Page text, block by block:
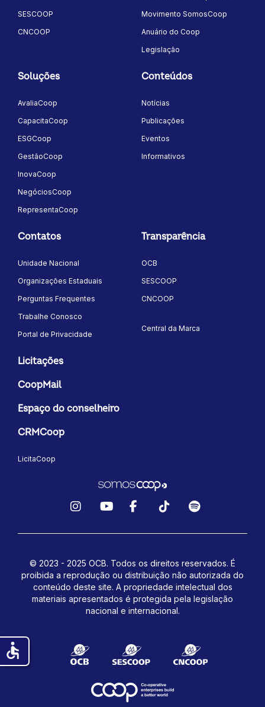
SESCOOP
CNCOOP
Movimento SomosCoop
Anuário do Coop
Legislação
Soluções
AvaliaCoop
CapacitaCoop
ESGCoop
GestãoCoop
InovaCoop
NegóciosCoop
RepresentaCoop
Conteúdos
Notícias
Publicações
Eventos
Informativos
Contatos
Unidade Nacional
Organizações Estaduais
Perguntas Frequentes
Trabalhe Conosco
Portal de Privacidade
Transparência
OCB
SESCOOP
CNCOOP
Central da Marca
Licitações
CoopMail
Espaço do conselheiro
CRMCoop
LicitaCoop
© 2023 - 2025 OCB. Todos os direitos reservados. É
proibida a reprodução ou distribuição não autorizada do
conteúdo deste site. A propriedade intelectual dos
materiais apresentados é protegida pela legislação
nacional e internacional.
accessible